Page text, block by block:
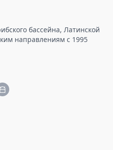
бассейна, Латинской
направлениям с 1995